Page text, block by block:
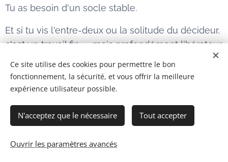
Tu as besoin d'un socle stable.
Et si tu vis l'entre-deux ou la solitude du décideur,
c'est un travail fin — mais profondément libérateur.
Tu n'as pas à choisir un camp.
Tu as à construire ton unité.
👉Tu peux demander une session découverte
privée de 15 minutes.
Fais le test ici.
Ce site utilise des cookies pour permettre le bon
fonctionnement, la sécurité, et vous offrir la meilleure
expérience utilisateur possible.
N'acceptez que le nécessaire Tout accepter
Ouvrir les paramètres avancés